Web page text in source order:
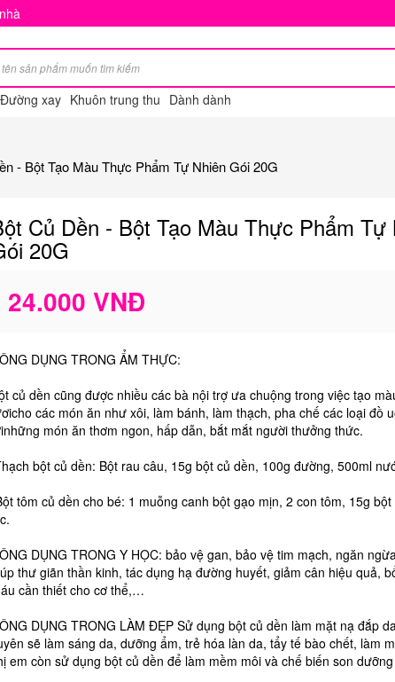
Đường xay Khuôn trung thu Dành dành
- Bột Tạo Màu Thực Phẩm Tự Nhiên Gói 20G
Củ Dền - Bột Tạo Màu Thực Phẩm Tự
20G
24.000 VNĐ
DỤNG TRONG ẨM THỰC:
củ dền cũng được nhiều các bà nội trợ ưa chuộng trong việc tạo
các món ăn như xôi, làm bánh, làm thạch, pha chế các loại đồ
món ăn thơm ngon, hấp dẫn, bắt mắt người thưởng thức.
bột củ dền: Bột rau câu, 15g bột củ dền, 100g đường, 500ml
tôm củ dền cho bé: 1 muỗng canh bột gạo mịn, 2 con tôm, 15g
DỤNG TRONG Y HỌC: bảo vệ gan, bảo vệ tim mạch, ngăn
thư giãn thần kinh, tác dụng hạ đường huyết, giảm cân hiệu quả,
cần thiết cho cơ thể,…
DỤNG TRONG LÀM ĐẸP Sử dụng bột củ dền làm mặt nạ đắp
sẽ làm sáng da, dưỡng ẩm, trẻ hóa làn da, tẩy tế bào chết, làm
em còn sử dụng bột củ dền để làm mềm môi và chế biến son